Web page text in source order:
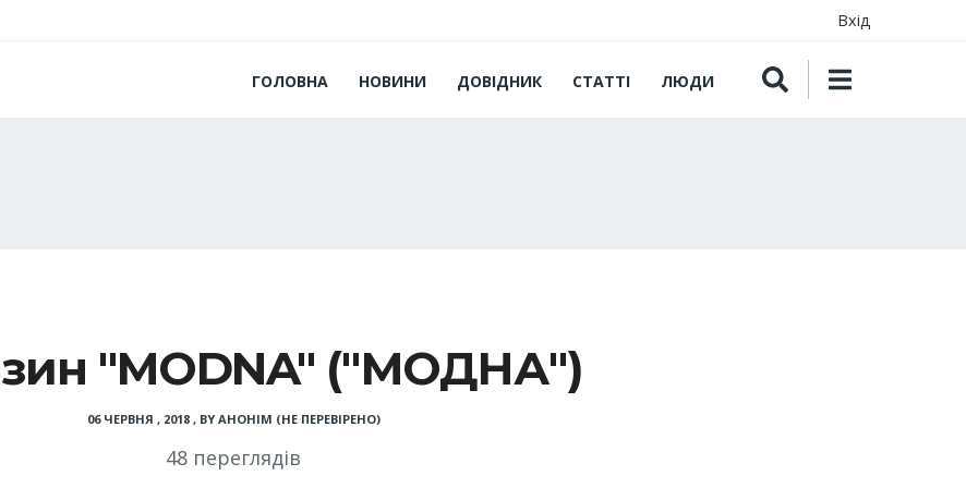
Вхід
ГОЛОВНА НОВИНИ ДОВІДНИК СТАТТІ ЛЮДИ
"MODNA" ("МОДНА")
06 ЧЕРВНЯ , 2018, BY АНОНІМ (НЕ ПЕРЕВІРЕНО)
48 переглядів